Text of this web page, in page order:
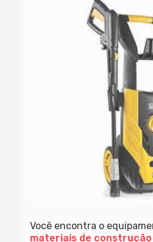
Você encontra o
materiais de construção